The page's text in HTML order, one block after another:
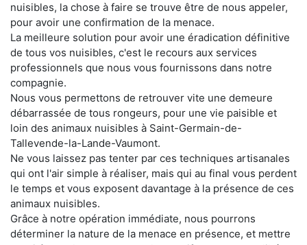
nuisibles, la chose à faire se trouve être de nous appeler,
pour avoir une confirmation de la menace.
La meilleure solution pour avoir une éradication définitive
de tous vos nuisibles, c'est le recours aux services
professionnels que nous vous fournissons dans notre
compagnie.
Nous vous permettons de retrouver vite une demeure
débarrassée de tous rongeurs, pour une vie paisible et
loin des animaux nuisibles à Saint-Germain-de-
Tallevende-la-Lande-Vaumont.
Ne vous laissez pas tenter par ces techniques artisanales
qui ont l'air simple à réaliser, mais qui au final vous perdent
le temps et vous exposent davantage à la présence de ces
animaux nuisibles.
Grâce à notre opération immédiate, nous pourrons
déterminer la nature de la menace en présence, et mettre